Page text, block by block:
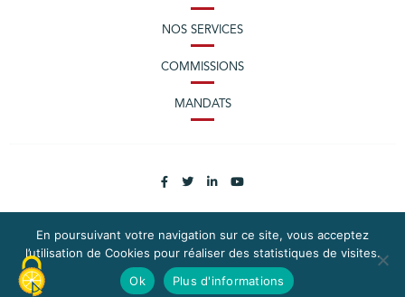
NOS SERVICES
COMMISSIONS
MANDATS
PLAN DU SITE
MENTIONS LÉGALES
CONTACTEZ LA CPME
En poursuivant votre navigation sur ce site, vous acceptez
l’utilisation de Cookies pour réaliser des statistiques de visites.
Ok
Plus d'informations